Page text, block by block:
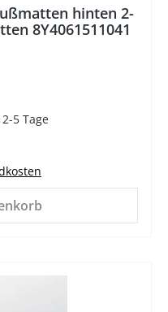
hinten 2-
8Y4061511041
5 Tage